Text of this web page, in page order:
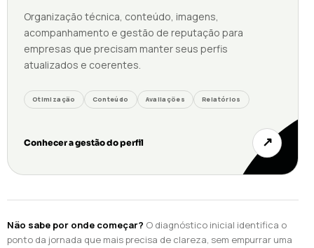
Organização técnica, conteúdo, imagens,
acompanhamento e gestão de reputação para
empresas que precisam manter seus perfis
atualizados e coerentes.
Otimização Conteúdo Avaliações Relatórios
Conhecer a gestão do perfil ↗
Não sabe por onde começar? O diagnóstico inicial identifica o
ponto da jornada que mais precisa de clareza, sem empurrar uma